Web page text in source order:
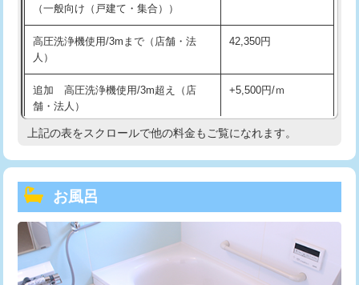
（一般向け（戸建て・集合））
高圧洗浄機使用/3mまで（店舗・法
人）
42,350円
追加 高圧洗浄機使用/3m超え（店
舗・法人）
+5,500円/ｍ
高度高圧洗浄換 現地調査
トーラー機使用/3mまで
追加トーラー機使用/3m超え
カメラ調査 33,000円
上記の表をスクロールで他の料金もご覧になれます。
お風呂